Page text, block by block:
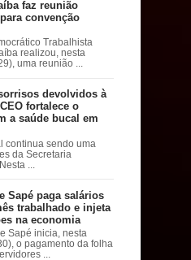
faz reunião
convenção
Trabalhista
realizou, nesta
uma reunião ...
devolvidos à
fortalece o
a saúde bucal em
continua sendo uma
da Secretaria
...
Sapé paga salários
trabalhado e injeta
na economia
Sapé inicia, nesta
o pagamento da folha
...